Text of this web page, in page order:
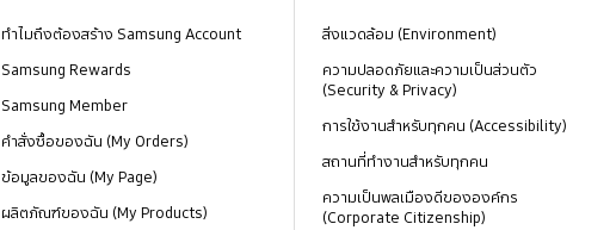
ทำไมถึงต้องสร้าง Samsung Account
Samsung Rewards
Samsung Member
คำสั่งซื้อของฉัน (My Orders)
ข้อมูลของฉัน (My Page)
ผลิตภัณฑ์ของฉัน (My Products)
สิ่งแวดล้อม (Environment)
ความปลอดภัยและความเป็นส่วนตัว
(Security & Privacy)
การใช้งานสำหรับทุกคน (Accessibility)
สถานที่ทำงานสำหรับทุกคน
ความเป็นพลเมืองดีขององค์กร
(Corporate Citizenship)